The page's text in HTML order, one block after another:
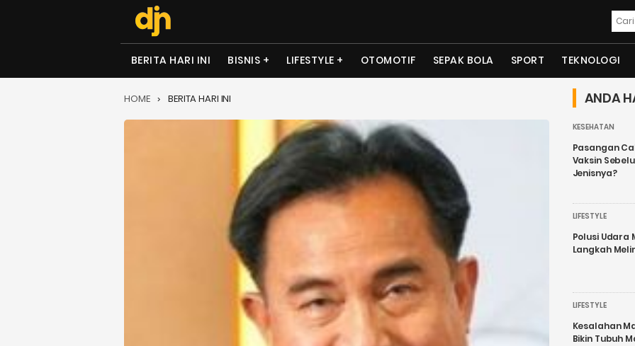
BERITA HARI INI BISNIS LIFESTYLE OTOMOTIF SEPAK BOLA SPORT TEKNOLOGI
HOME BERITA HARI INI ANDA
KESEHATAN
Pasangan
Vaksin
Jenisnya?
LIFESTYLE
Polusi Udara
Langkah
LIFESTYLE
Kesalahan
Bikin Tubuh